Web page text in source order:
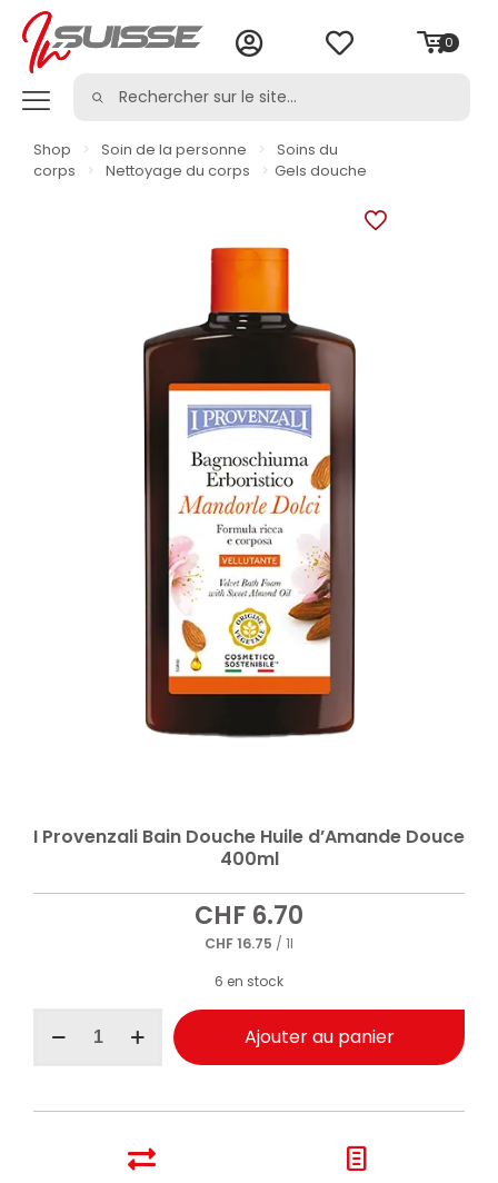
0
Shop > Soin de la personne >
Soins du
corps
> Nettoyage du corps > Gels douche
I Provenzali Bain Douche Huile d’Amande Douce
400ml
CHF 6.70
CHF16.75 / 1l
6 en stock
Ajouter au panier